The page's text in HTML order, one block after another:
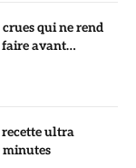
crues qui ne rend
faire avant
recette ultra
minutes